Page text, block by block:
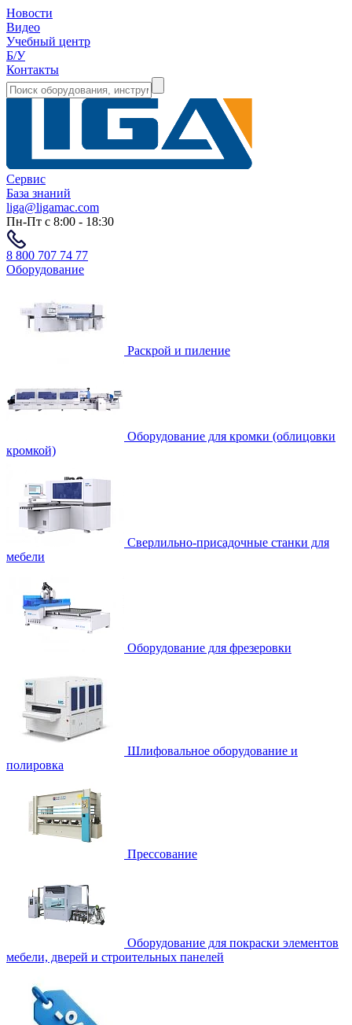
Новости
Видео
Учебный центр
Б/У
Контакты
Сервис
База знаний
liga@ligamac.com
Пн-Пт с 8:00 - 18:30
8 800 707 74 77
Оборудование
Раскрой и пиление
Оборудование для кромки (облицовки
кромкой)
Сверлильно-присадочные станки для
мебели
Оборудование для фрезеровки
Шлифовальное оборудование и
полировка
Прессование
Оборудование для покраски элементов
мебели, дверей и строительных панелей